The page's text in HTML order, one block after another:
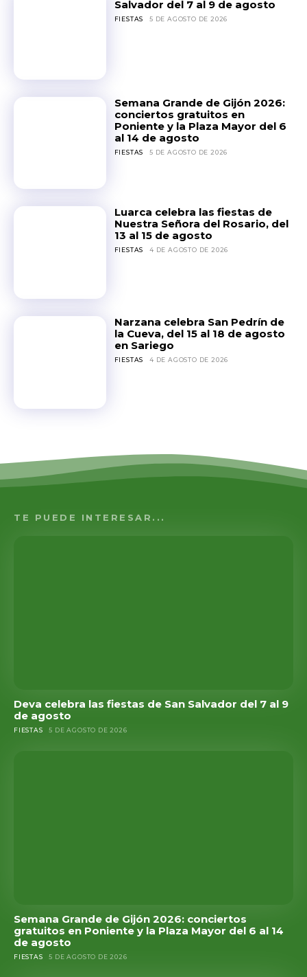
Salvador del 7 al 9 de agosto
FIESTAS 5 DE AGOSTO DE 2026
Semana Grande de Gijón 2026:
conciertos gratuitos en
Poniente y la Plaza Mayor del 6
al 14 de agosto
FIESTAS 5 DE AGOSTO DE 2026
Luarca celebra las fiestas de
Nuestra Señora del Rosario, del
13 al 15 de agosto
FIESTAS 4 DE AGOSTO DE 2026
Narzana celebra San Pedrín de
la Cueva, del 15 al 18 de agosto
en Sariego
FIESTAS 4 DE AGOSTO DE 2026
TE PUEDE INTERESAR...
Deva celebra las fiestas de San Salvador del 7 al 9
de agosto
FIESTAS 5 DE AGOSTO DE 2026
Semana Grande de Gijón 2026: conciertos
gratuitos en Poniente y la Plaza Mayor del 6 al 14
de agosto
FIESTAS 5 DE AGOSTO DE 2026